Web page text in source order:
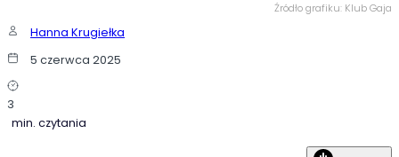
Źródło grafiku: Klub Gaja
Hanna Krugiełka
5 czerwca 2025
3
min. czytania